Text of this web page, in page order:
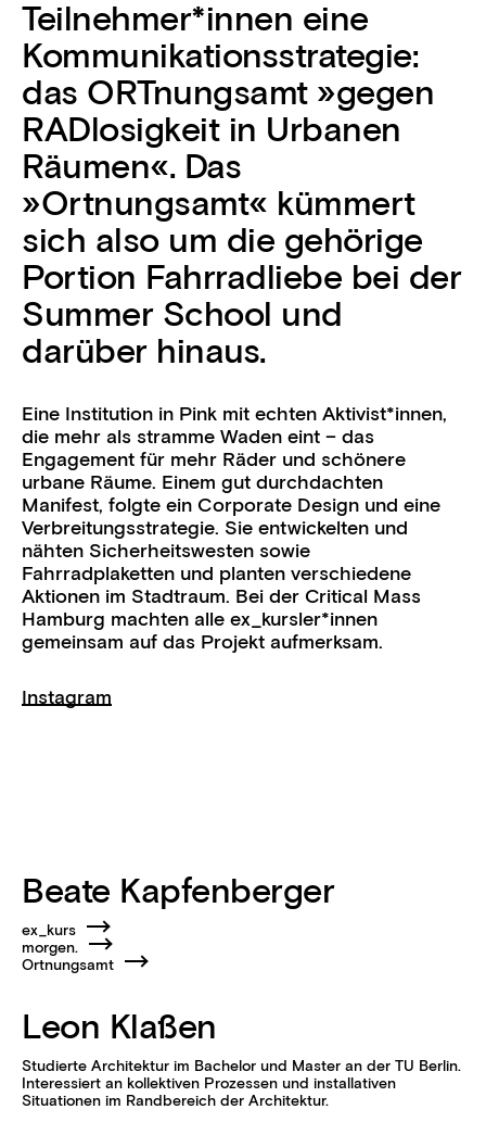
Teilnehmer*innen eine
Kommunikationsstrategie:
das ORTnungsamt »gegen
RADlosigkeit in Urbanen
Räumen«. Das
»Ortnungsamt« kümmert
sich also um die gehörige
Portion Fahrradliebe bei der
Summer School und
darüber hinaus.
Eine Institution in Pink mit echten Aktivist*innen,
die mehr als stramme Waden eint – das
Engagement für mehr Räder und schönere
urbane Räume. Einem gut durchdachten
Manifest, folgte ein Corporate Design und eine
Verbreitungsstrategie. Sie entwickelten und
nähten Sicherheitswesten sowie
Fahrradplaketten und planten verschiedene
Aktionen im Stadtraum. Bei der Critical Mass
Hamburg machten alle ex_kursler*innen
gemeinsam auf das Projekt aufmerksam.
Instagram
Beate Kapfenberger
ex_kurs
morgen.
Ortnungsamt
Leon Klaßen
Studierte Architektur im Bachelor und Master an der TU Berlin.
Interessiert an kollektiven Prozessen und installativen
Situationen im Randbereich der Architektur.